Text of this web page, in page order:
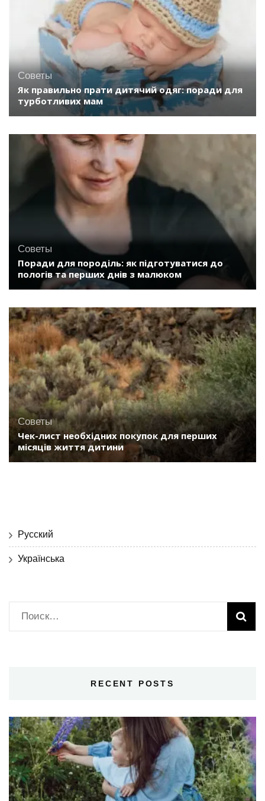
Советы
Як правильно прати дитячий одяг: поради для
турботливих мам
Советы
Поради для породіль: як підготуватися до
пологів та перших днів з малюком
Советы
Чек-лист необхідних покупок для перших
місяців життя дитини
Русский
Українська
Найти:
RECENT POSTS